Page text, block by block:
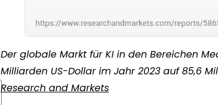
Der globale Markt für KI in den Bereichen
Milliarden US-Dollar im Jahr 2023 auf 85,6
Research and Markets